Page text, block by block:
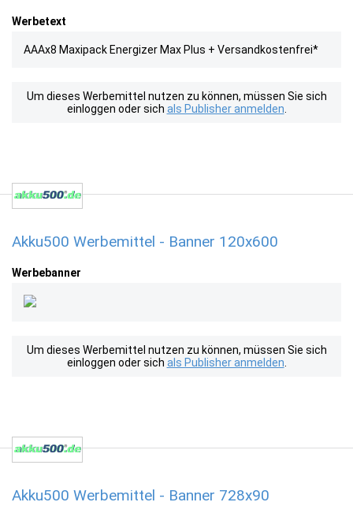
Werbetext
AAAx8 Maxipack Energizer Max Plus + Versandkostenfrei*
Um dieses Werbemittel nutzen zu können, müssen Sie sich
einloggen oder sich als Publisher anmelden
Akku500 Werbemittel - Banner 120x600
Werbebanner
Um dieses Werbemittel nutzen zu können, müssen Sie sich
einloggen oder sich als Publisher anmelden
Akku500 Werbemittel - Banner 728x90